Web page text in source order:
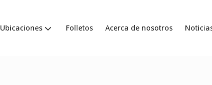
Ubicaciones Folletos Acerca de nosotros